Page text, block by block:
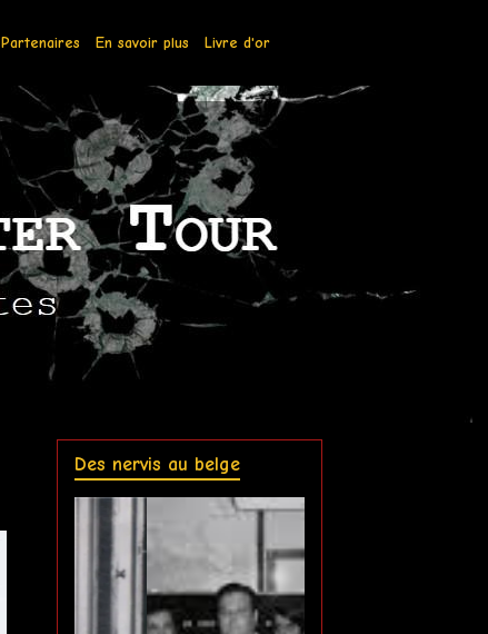
Partenaires En savoir plus Livre d'or
Des nervis au belge